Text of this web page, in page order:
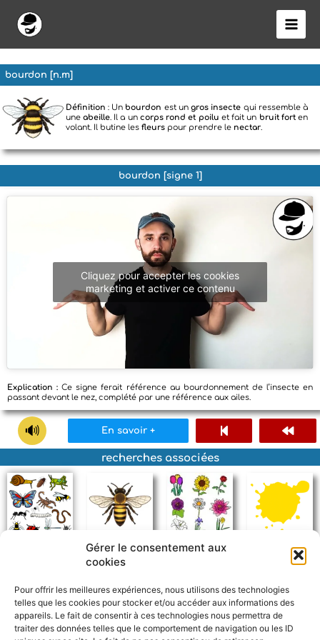
Gérer le consentement aux
cookies
Pour offrir les meilleures expériences, nous utilisons des technologies
telles que les cookies pour stocker et/ou accéder aux informations des
appareils. Le fait de consentir à ces technologies nous permettra de
traiter des données telles que le comportement de navigation ou les ID
contenu
bourdon [n.m]
Définition : Un bourdon est ungros insecte qui ressemble à
une abeille. Il a un corps rond et poilu et fait un bruit forten
volant. Il butine les fleurspour prendre le nectar.
bourdon [signe 1]
Cliquez pour accepter les cookies
marketing et activer ce contenu
Explication :Ce signe ferait référence au bourdonnement de l’insecte en
passant devant le nez, complété par une référence aux ailes.
En savoir +
recherches associées
abeille fleur jaune